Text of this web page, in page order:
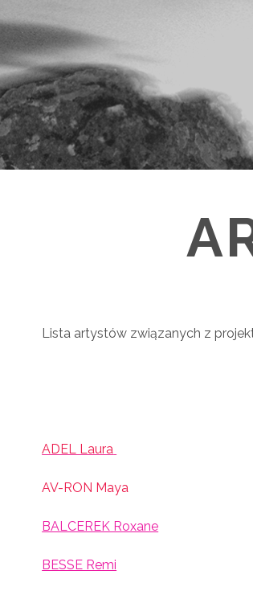
Lista artystów związanych z
ADEL Laura
AV-RON Maya
BALCEREK Roxane
BESSE Remi